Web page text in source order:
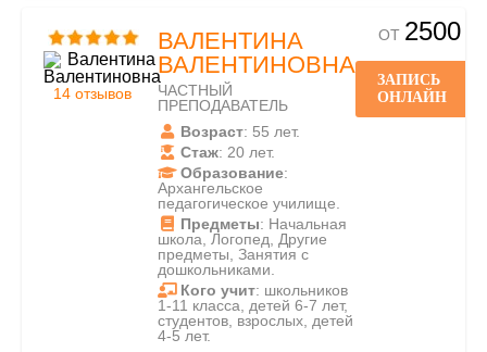
14 отзывов
ВАЛЕНТИНА
ВАЛЕНТИНОВНА
ЧАСТНЫЙ
ПРЕПОДАВАТЕЛЬ
Возраст: 55 лет.
Стаж: 20 лет.
Образование:
Архангельское
педагогическое училище.
Предметы: Начальная
школа, Логопед, Другие
предметы, Занятия с
дошкольниками.
Кого учит: школьников
1-11 класса, детей 6-7 лет,
студентов, взрослых, детей
4-5 лет.
ОТ 2500
ЗАПИСЬ
ОНЛАЙН